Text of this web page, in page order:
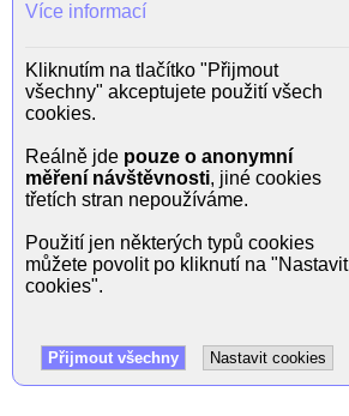
Více informací
Kliknutím na tlačítko "Přijmout
všechny" akceptujete použití všech
cookies.
Reálně jde pouze o anonymní
měření návštěvnosti, jiné cookies
třetích stran nepoužíváme.
Použití jen některých typů cookies
můžete povolit po kliknutí na "Nastavit
cookies".
Přijmout všechny Nastavit cookies